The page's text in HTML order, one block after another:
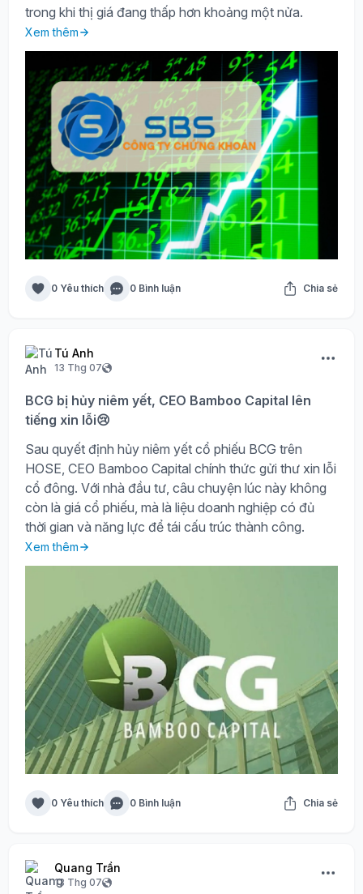
trong khi thị giá đang thấp hơn khoảng một nửa.
Xem thêm
0 Yêu thích 0 Bình luận Chia sẻ
Tú Anh
13 Thg 07
BCG bị hủy niêm yết, CEO Bamboo Capital lên
tiếng xin lỗi😢
Sau quyết định hủy niêm yết cổ phiếu BCG trên
HOSE, CEO Bamboo Capital chính thức gửi thư xin lỗi
cổ đông. Với nhà đầu tư, câu chuyện lúc này không
còn là giá cổ phiếu, mà là liệu doanh nghiệp có đủ
thời gian và năng lực để tái cấu trúc thành công.
Xem thêm
0 Yêu thích 0 Bình luận Chia sẻ
Quang Trần
13 Thg 07